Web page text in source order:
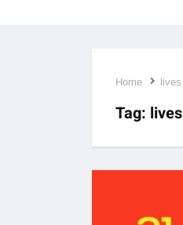
Home lives
Tag: lives